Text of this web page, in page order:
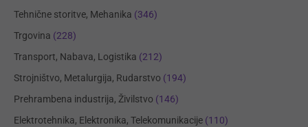
Tehnične storitve, Mehanika (346)
Trgovina (228)
Transport, Nabava, Logistika (212)
Strojništvo, Metalurgija, Rudarstvo (194)
Prehrambena industrija, Živilstvo (146)
Elektrotehnika, Elektronika, Telekomunikacije (110)